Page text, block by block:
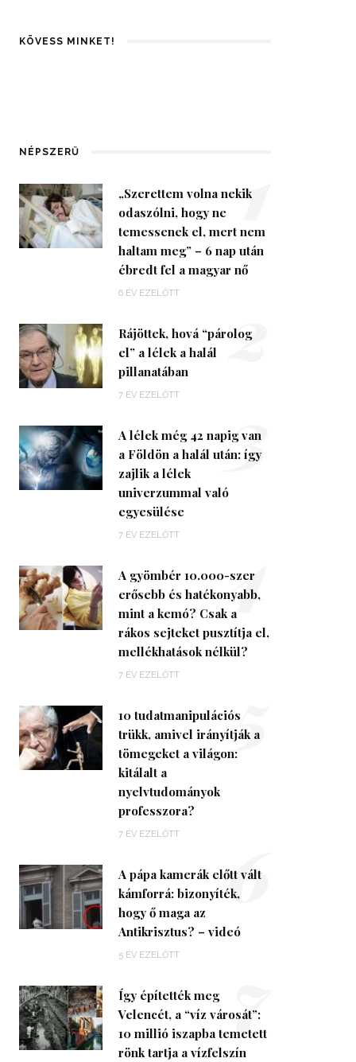
KÖVESS MINKET!
NÉPSZERŰ
„Szerettem volna nekik
odaszólni, hogy ne
temessenek el, mert nem
haltam meg” – 6 nap után
ébredt fel a magyar nő
6 ÉV EZELŐTT
1
Rájöttek, hová “párolog
el” a lélek a halál
pillanatában
7 ÉV EZELŐTT
2
A lélek még 42 napig van
a Földön a halál után: így
zajlik a lélek
univerzummal való
egyesülése
7 ÉV EZELŐTT
3
A gyömbér 10.000-szer
erősebb és hatékonyabb,
mint a kemó? Csak a
rákos sejteket pusztítja el,
mellékhatások nélkül?
7 ÉV EZELŐTT
4
10 tudatmanipulációs
trükk, amivel irányítják a
tömegeket a világon:
kitálalt a
nyelvtudományok
professzora?
7 ÉV EZELŐTT
5
A pápa kamerák előtt vált
kámforrá: bizonyíték,
hogy ő maga az
Antikrisztus? – videó
5 ÉV EZELŐTT
6
Így építették meg
Velencét, a “víz városát”:
10 millió iszapba temetett
rönk tartja a vízfelszín
7